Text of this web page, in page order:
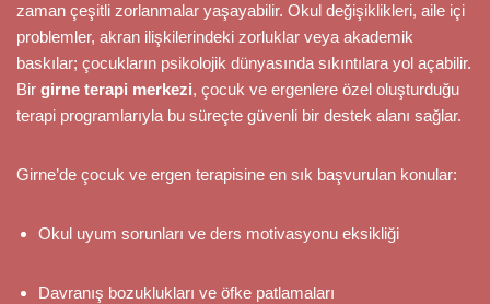
zaman çeşitli zorlanmalar yaşayabilir. Okul değişiklikleri, aile içi
problemler, akran ilişkilerindeki zorluklar veya akademik
baskılar; çocukların psikolojik dünyasında sıkıntılara yol açabilir.
Bir girne terapi merkezi, çocuk ve ergenlere özel oluşturduğu
terapi programlarıyla bu süreçte güvenli bir destek alanı sağlar.
Girne’de çocuk ve ergen terapisine en sık başvurulan konular:
Okul uyum sorunları ve ders motivasyonu eksikliği
Davranış bozuklukları ve öfke patlamaları